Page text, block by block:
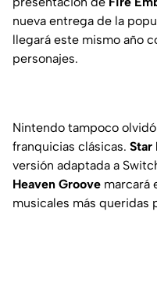
nueva entrega de la
llegará este mismo año
personajes.
Nintendo tampoco
franquicias clásicas. Star
versión adaptada a
Heaven Groove marcará
musicales más queridas